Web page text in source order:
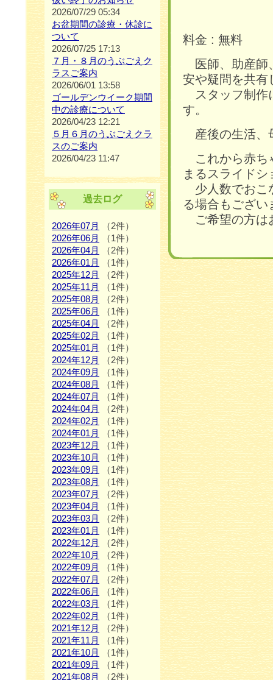
料金 : 無料
医師、助産師
安や疑問を共有
スタッフ制作
す。
産後の生活、
これから赤ち
まるスライド
少人数でおこ
る場合もござい
ご希望の方は
2026/07/29 05:34
お盆期間の診療・休診に
ついて
2026/07/25 17:13
７月・８月のうぶごえク
ラスご案内
2026/06/01 13:58
ゴールデンウイーク期間
中の診療について
2026/04/23 12:21
５月６月のうぶごえクラ
スのご案内
2026/04/23 11:47
過去ログ
2026年07月
（2件）
2026年06月
（1件）
2026年04月
（2件）
2026年01月
（1件）
2025年12月
（2件）
2025年11月
（1件）
2025年08月
（2件）
2025年06月
（1件）
2025年04月
（2件）
2025年02月
（1件）
2025年01月
（1件）
2024年12月
（2件）
2024年09月
（1件）
2024年08月
（1件）
2024年07月
（1件）
2024年04月
（2件）
2024年02月
（1件）
2024年01月
（1件）
2023年12月
（1件）
2023年10月
（1件）
2023年09月
（1件）
2023年08月
（1件）
2023年07月
（2件）
2023年04月
（1件）
2023年03月
（2件）
2023年01月
（1件）
2022年12月
（2件）
2022年10月
（2件）
2022年09月
（1件）
2022年07月
（2件）
2022年06月
（1件）
2022年03月
（1件）
2022年02月
（1件）
2021年12月
（2件）
2021年11月
（1件）
2021年10月
（1件）
2021年09月
（1件）
2021年08月
（2件）